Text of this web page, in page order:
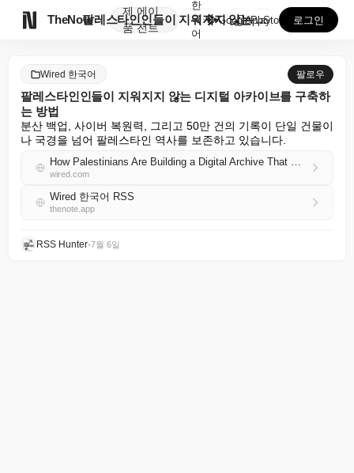
TheNote
제
품
에이
전트
팔레스타인인들이 지워지지 않는 디지털 아카이브를 구축하...
한
국
어
GooglePlay
AppStore 로그인
Wired 한국어 팔로우
팔레스타인인들이 지워지지 않는 디지털 아카이브를 구축하
는 방법
분산 백업, 사이버 복원력, 그리고 50만 건의 기록이 단일 건물이
나 국경을 넘어 팔레스타인 역사를 보존하고 있습니다.
How Palestinians Are Building a Digital Archive That Can’t Be Erased
wired.com
Wired 한국어 RSS
thenote.app
RSS Hunter•7월 6일